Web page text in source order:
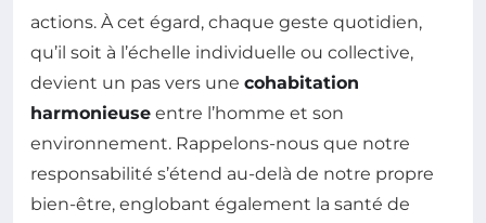
actions. À cet égard, chaque geste quotidien,
qu’il soit à l’échelle individuelle ou collective,
devient un pas vers une cohabitation
harmonieuse entre l’homme et son
environnement. Rappelons-nous que notre
responsabilité s’étend au-delà de notre propre
bien-être, englobant également la santé de